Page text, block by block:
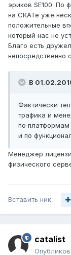
эриков SE100. По
на СКАТе уже
положительные
который нас не
Благо есть
непосредственно
В
Фактически
трафика и ме
по платформам
и по
Менеджер
физического
Вставить ник
catalist